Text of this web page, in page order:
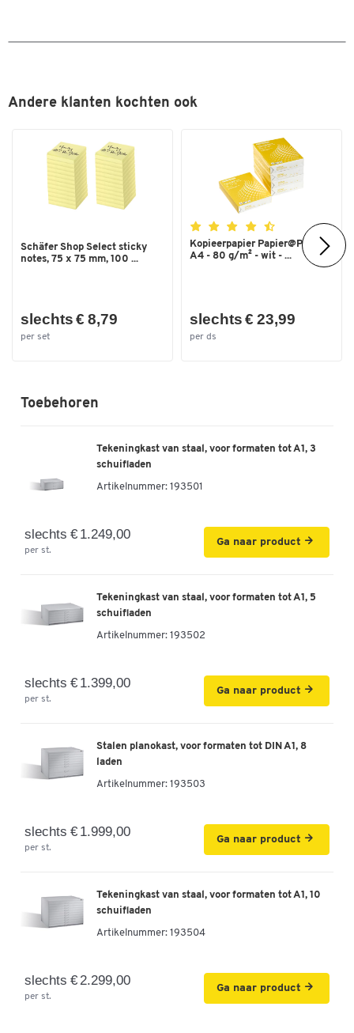
Andere klanten kochten ook
Schäfer Shop Select sticky
notes, 75 x 75 mm, 100 ...
slechts € 8,79
per set
Kopieerpapier Papier@Print -
A4 - 80 g/m² - wit - ...
slechts € 23,99
per ds
Toebehoren
Tekeningkast van staal, voor formaten tot A1, 3
schuifladen
Artikelnummer: 193501
slechts € 1.249,00
per st.
Ga naar product
Tekeningkast van staal, voor formaten tot A1, 5
schuifladen
Artikelnummer: 193502
slechts € 1.399,00
per st.
Ga naar product
Stalen planokast, voor formaten tot DIN A1, 8
laden
Artikelnummer: 193503
slechts € 1.999,00
per st.
Ga naar product
Tekeningkast van staal, voor formaten tot A1, 10
schuifladen
Artikelnummer: 193504
slechts € 2.299,00
per st.
Ga naar product